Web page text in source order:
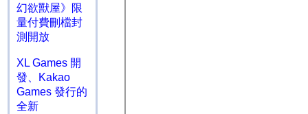
幻欲獸屋》限
量付費刪檔封
測開放
XL Games 開
發、Kakao
Games 發行的
全新